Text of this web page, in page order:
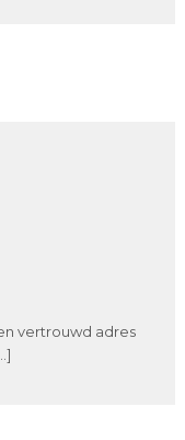
vertrouwd adres